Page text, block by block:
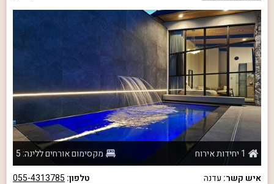
1 יחידות אירוח
מקסימום אורחים ללינה: 5
איש קשר: עדנה טלפון: 055-4313785